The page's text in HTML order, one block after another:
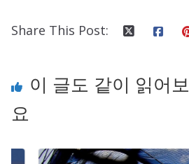
Share This Post:
이 글도 같이 읽어
요